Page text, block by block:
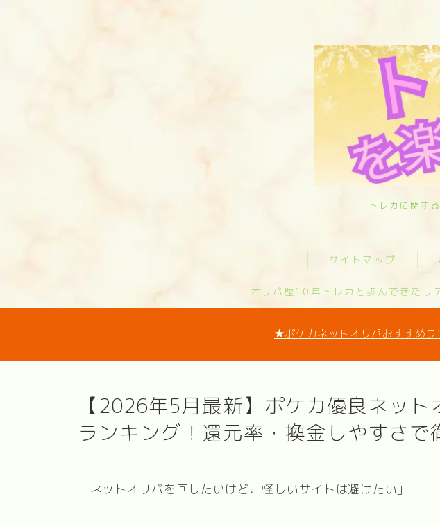
トレカに関す
サイトマップ
オリパ歴10年トレカと歩んできた
サイトマップ
お問い合わせ
オリパ歴10年ト
ール
★ポケカネットオリパおすすめラ
【2026年5月最新】ポケカ優良ネット
ランキング！還元率・換金しやすさで
「ネットオリパを回したいけど、怪しいサイトは避けたい」